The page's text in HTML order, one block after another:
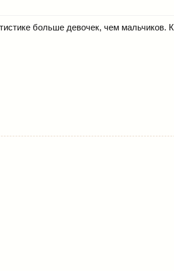
больше девочек, чем мальчиков.